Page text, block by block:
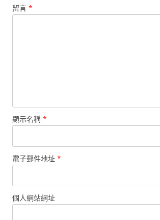
留言 *
顯示名稱 *
電子郵件地址 *
個人網站網址